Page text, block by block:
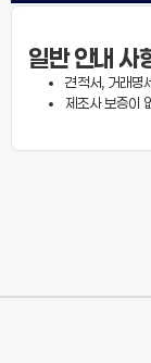
일반 안내 사
견적서, 거래명
제조사 보증이